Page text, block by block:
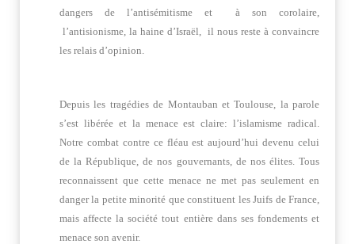
dangers de l’antisémitisme et à son corolaire,
l’antisionisme, la haine d’Israël, il nous reste à convaincre
les relais d’opinion.
Depuis les tragédies de Montauban et Toulouse, la parole
s’est libérée et la menace est claire: l’islamisme radical.
Notre combat contre ce fléau est aujourd’hui devenu celui
de la République, de nos gouvernants, de nos élites. Tous
reconnaissent que cette menace ne met pas seulement en
danger la petite minorité que constituent les Juifs de France,
mais affecte la société tout entière dans ses fondements et
menace son avenir.